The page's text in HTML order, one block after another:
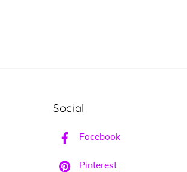
Social
Facebook
Pinterest